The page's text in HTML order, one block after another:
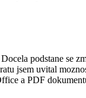
podstane se
jsem uvital
a PDF